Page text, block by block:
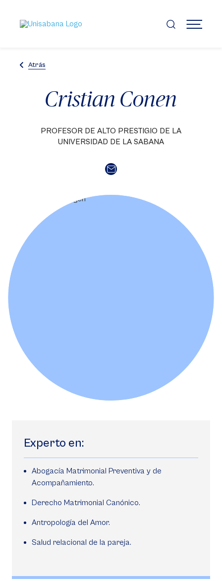
contenido
principal
MENÚ
Atrás
Cristian Conen
PROFESOR DE ALTO PRESTIGIO DE LA
UNIVERSIDAD DE LA SABANA
Experto en:
Abogacía Matrimonial Preventiva y de
Acompañamiento.
Derecho Matrimonial Canónico.
Antropología del Amor.
Salud relacional de la pareja.